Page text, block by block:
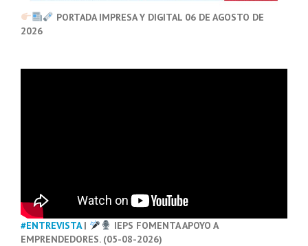
PORTADA IMPRESA Y DIGITAL 06 DE AGOSTO DE
2026
#ENTREVISTA|
IEPS FOMENTA APOYO A
EMPRENDEDORES. (05-08-2026)